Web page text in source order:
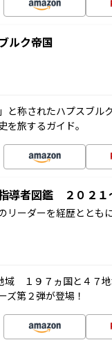
ルク帝国
と称されたハプスブ
を旅するガイド。
導者図鑑 ２０２１
リーダーを経歴ととも
域 １９７ヵ国と４７
ズ第２弾が登場！